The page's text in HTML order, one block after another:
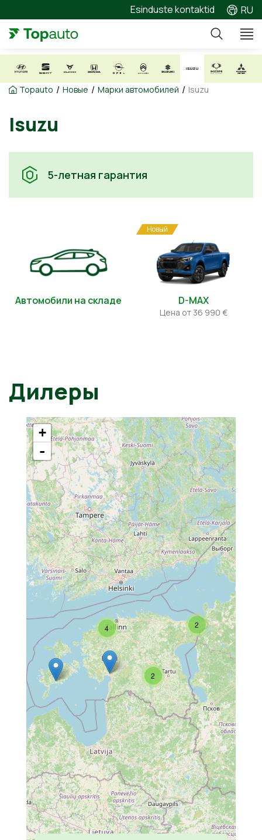
Esinduste kontaktid RU
Topauto / Новые / Марки автомобилей / Isuzu
Isuzu
5-летная гарантия
Автомобили на складе
Новый
D-MAX
Цена от 36 990 €
Дилеры
2
2
4
+
-